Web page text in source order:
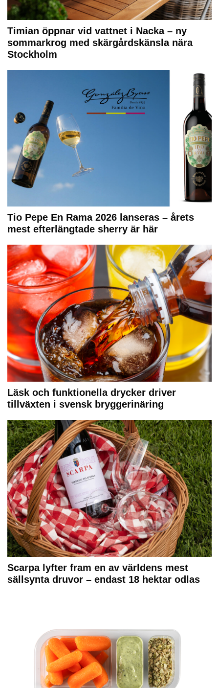
Timian öppnar vid vattnet i Nacka – ny
sommarkrog med skärgårdskänsla nära
Stockholm
Tio Pepe En Rama 2026 lanseras – årets
mest efterlängtade sherry är här
Läsk och funktionella drycker driver
tillväxten i svensk bryggerinäring
Scarpa lyfter fram en av världens mest
sällsynta druvor – endast 18 hektar odlas